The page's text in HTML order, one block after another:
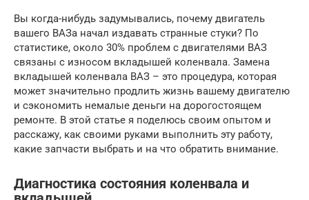
Вы когда-нибудь задумывались, почему двигатель
вашего ВАЗа начал издавать странные стуки? По
статистике, около 30% проблем с двигателями ВАЗ
связаны с износом вкладышей коленвала. Замена
вкладышей коленвала ВАЗ – это процедура, которая
может значительно продлить жизнь вашему двигателю
и сэкономить немалые деньги на дорогостоящем
ремонте. В этой статье я поделюсь своим опытом и
расскажу, как своими руками выполнить эту работу,
какие запчасти выбрать и на что обратить внимание.
Диагностика состояния коленвала и